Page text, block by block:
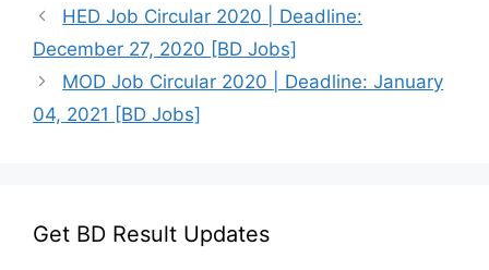
HED Job Circular 2020 | Deadline:
December 27, 2020 [BD Jobs]
MOD Job Circular 2020 | Deadline: January
04, 2021 [BD Jobs]
Get BD Result Updates